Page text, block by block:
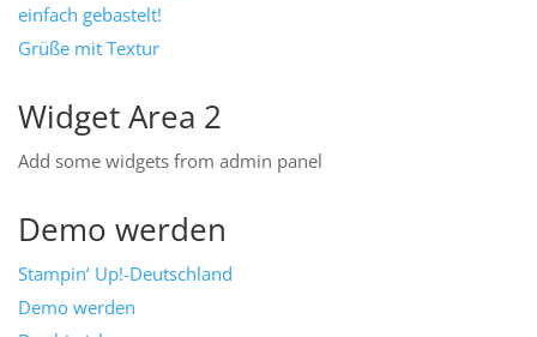
einfach gebastelt!
Grüße mit Textur
Widget Area 2
Add some widgets from admin panel
Demo werden
Stampin‘ Up!-Deutschland
Demo werden